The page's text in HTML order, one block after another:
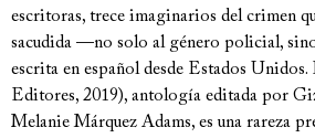
escritoras, trece imaginarios del crimen
sacudida —no solo al género policial,
escrita en español desde Estados Unidos.
Editores, 2019), antología editada por
Melanie Márquez Adams, es una rareza